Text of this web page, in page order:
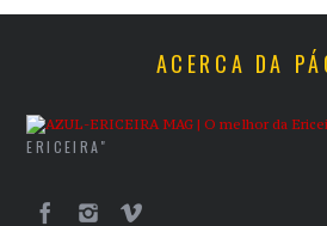
ACERCA DA
ERICEIRA"